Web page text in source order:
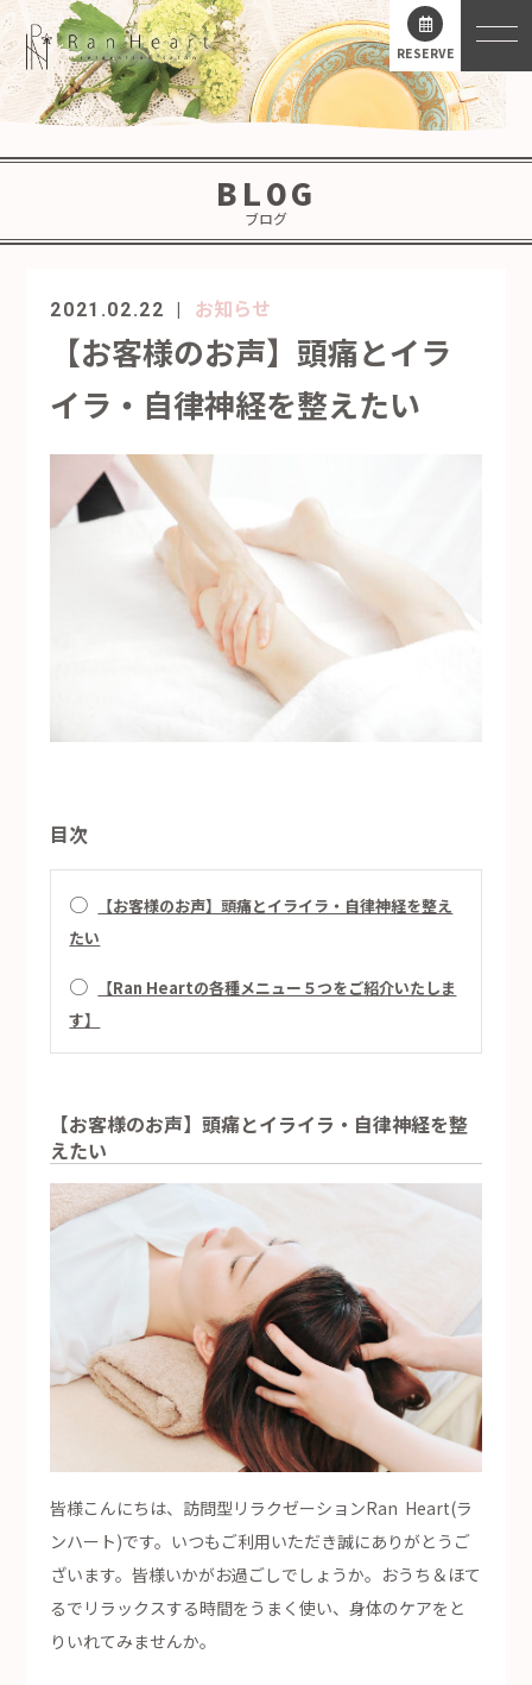
RESERVE
BLOG
ブログ
2021.02.22 お知らせ
【お客様のお声】頭痛とイラ
イラ・自律神経を整えたい
目次
○
【お客様のお声】頭痛とイライラ・自律神経を整え
たい
○
【Ran Heartの各種メニュー５つをご紹介いたしま
す】
【お客様のお声】頭痛とイライラ・自律神経を整
えたい
皆様こんにちは、訪問型リラクゼーションRan Heart(ラ
ンハート)です。いつもご利用いただき誠にありがとうご
ざいます。皆様いかがお過ごしでしょうか。おうち＆ほて
るでリラックスする時間をうまく使い、身体のケアをと
りいれてみませんか。